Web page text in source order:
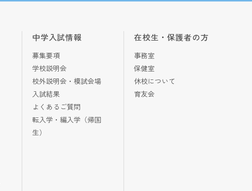
中学入試情報
募集要項
学校説明会
校外説明会・模試会場
入試結果
よくあるご質問
転入学・編入学（帰国
生）
在校生・保護者の方
事務室
保健室
休校について
育友会